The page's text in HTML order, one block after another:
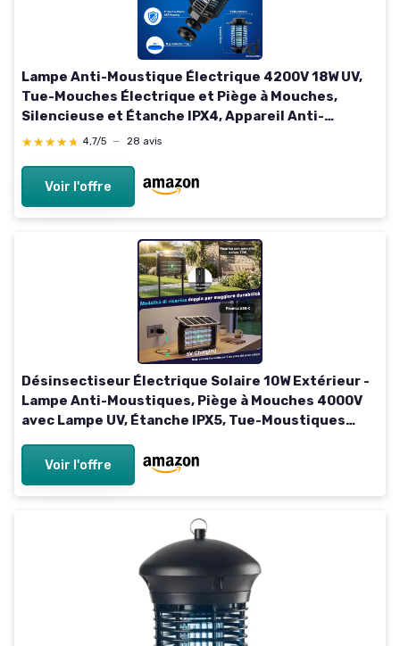
Lampe Anti-Moustique Électrique 4200V 18W UV,
Tue-Mouches Électrique et Piège à Mouches,
Silencieuse et Étanche IPX4, Appareil Anti-
Moustique pour Intérieur et Extérieur, Maison,
★★★★★
★★★★★ 4,7/5 — 28 avis
Voir l'offre
Désinsectiseur Électrique Solaire 10W Extérieur -
Lampe Anti-Moustiques, Piège à Mouches 4000V
avec Lampe UV, Étanche IPX5, Tue-Moustiques
Voir l'offre